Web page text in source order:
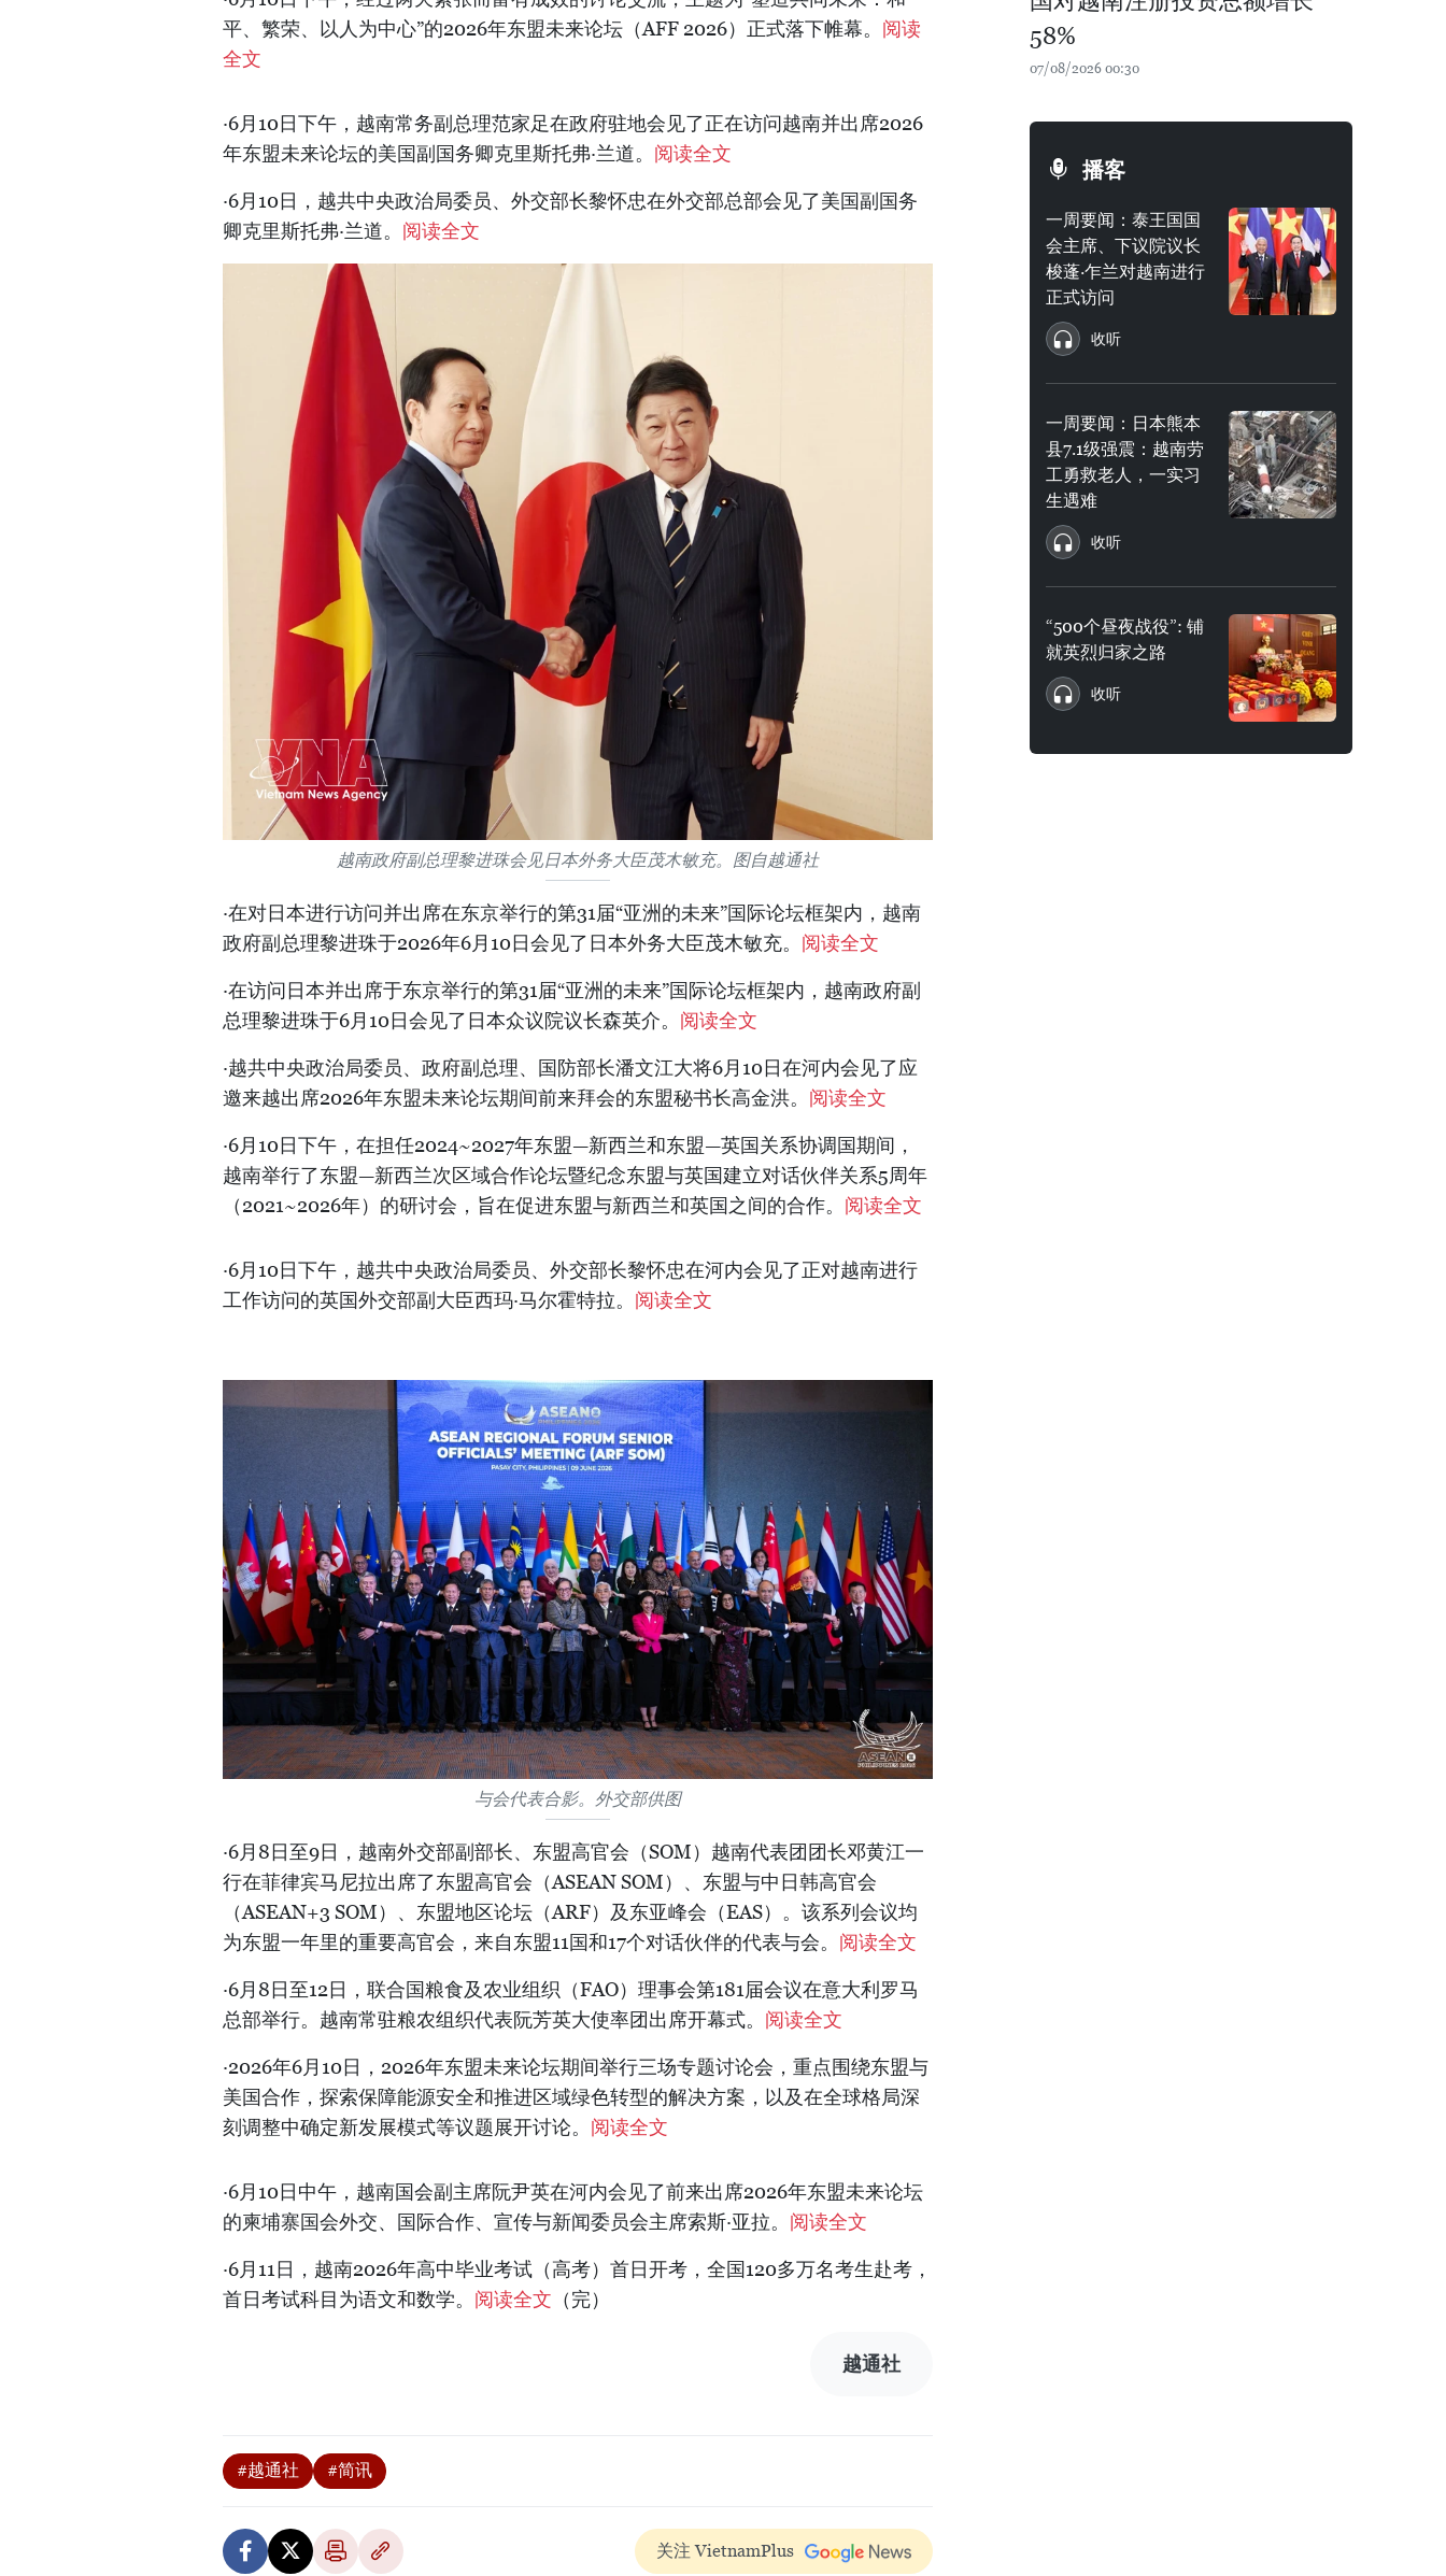
平、繁荣、以人为中心”的2026年东盟未来论坛（AFF 2026）正式落下帷幕。 阅读
全文
·6月10日下午，越南常务副总理范家足在政府驻地会见了正在访问越南并出席2026
年东盟未来论坛的美国副国务卿克里斯托弗·兰道。 阅读全文
·6月10日，越共中央政治局委员、外交部长黎怀忠在外交部总部会见了美国副国务
卿克里斯托弗·兰道。 阅读全文
越南政府副总理黎进珠会见日本外务大臣茂木敏充。图自越通社
·在对日本进行访问并出席在东京举行的第31届“亚洲的未来”国际论坛框架内，越南
政府副总理黎进珠于2026年6月10日会见了日本外务大臣茂木敏充。 阅读全文
·在访问日本并出席于东京举行的第31届“亚洲的未来”国际论坛框架内，越南政府副
总理黎进珠于6月10日会见了日本众议院议长森英介。 阅读全文
·越共中央政治局委员、政府副总理、国防部长潘文江大将6月10日在河内会见了应
邀来越出席2026年东盟未来论坛期间前来拜会的东盟秘书长高金洪。 阅读全文
·6月10日下午，在担任2024~2027年东盟—新西兰和东盟—英国关系协调国期间，
越南举行了东盟—新西兰次区域合作论坛暨纪念东盟与英国建立对话伙伴关系5周年
（2021~2026年）的研讨会，旨在促进东盟与新西兰和英国之间的合作。 阅读全文
·6月10日下午，越共中央政治局委员、外交部长黎怀忠在河内会见了正对越南进行
工作访问的英国外交部副大臣西玛·马尔霍特拉。 阅读全文
与会代表合影。外交部供图
·6月8日至9日，越南外交部副部长、东盟高官会（SOM）越南代表团团长邓黄江一
行在菲律宾马尼拉出席了东盟高官会（ASEAN SOM）、东盟与中日韩高官会
（ASEAN+3 SOM）、东盟地区论坛（ARF）及东亚峰会（EAS）。该系列会议均
为东盟一年里的重要高官会，来自东盟11国和17个对话伙伴的代表与会。 阅读全文
·6月8日至12日，联合国粮食及农业组织（FAO）理事会第181届会议在意大利罗马
总部举行。越南常驻粮农组织代表阮芳英大使率团出席开幕式。 阅读全文
·2026年6月10日，2026年东盟未来论坛期间举行三场专题讨论会，重点围绕东盟与
美国合作，探索保障能源安全和推进区域绿色转型的解决方案，以及在全球格局深
刻调整中确定新发展模式等议题展开讨论。 阅读全文
·6月10日中午，越南国会副主席阮尹英在河内会见了前来出席2026年东盟未来论坛
的柬埔寨国会外交、国际合作、宣传与新闻委员会主席索斯·亚拉。 阅读全文
·6月11日，越南2026年高中毕业考试（高考）首日开考，全国120多万名考生赴考，
首日考试科目为语文和数学。 阅读全文 （完）
越通社
#越通社 #简讯
关注 VietnamPlus
58%
07/08/2026 00:30
播客
一周要闻：泰王国国
会主席、下议院议长
梭蓬·乍兰对越南进行
正式访问
收听
一周要闻：日本熊本
县7.1级强震：越南劳
工勇救老人，一实习
生遇难
收听
“500个昼夜战役”: 铺
就英烈归家之路
收听